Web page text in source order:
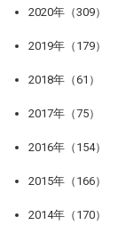
2020年（309）
2019年（179）
2018年（61）
2017年（75）
2016年（154）
2015年（166）
2014年（170）